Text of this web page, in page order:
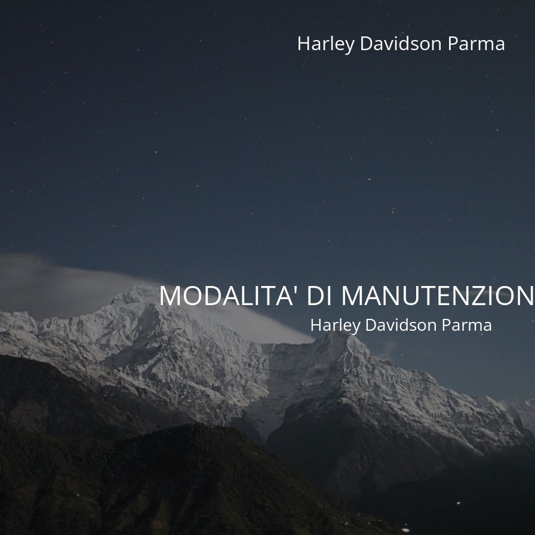
Harley Davidson Parma
MODALITA' DI
Harley Davidson Parma